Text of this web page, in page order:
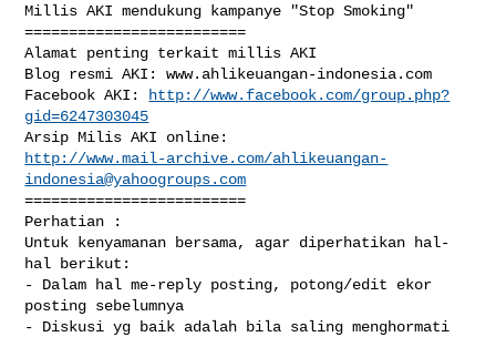
Millis AKI mendukung kampanye "Stop Smoking"
=========================
Alamat penting terkait millis AKI
Blog resmi AKI: www.ahlikeuangan-indonesia.com
Facebook AKI:
http://www.facebook.com/group.php?
gid=6247303045
http://www.mail-archive.com/ahlikeuangan-
indonesia@yahoogroups.com
=========================
Perhatian :
Untuk kenyamanan bersama, agar diperhatikan hal-
hal berikut:
- Dalam hal me-reply posting, potong/edit ekor
posting sebelumnya
- Diskusi yg baik adalah bila saling menghormati